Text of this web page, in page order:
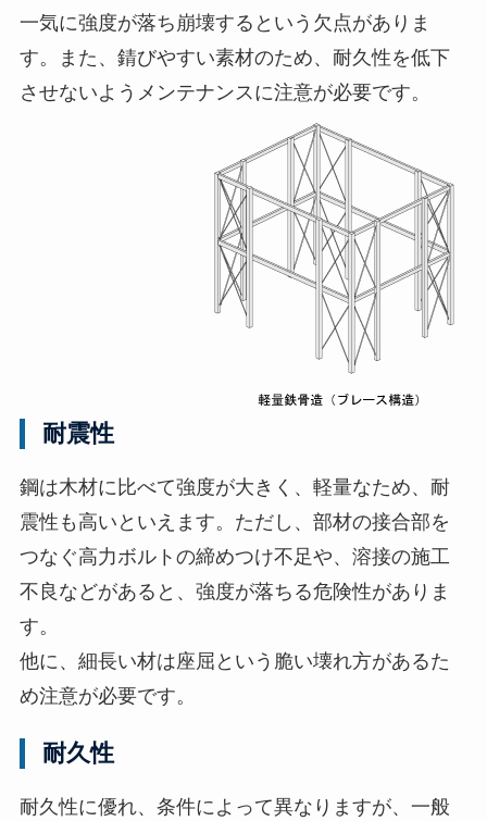
一気に強度が落ち崩壊するという欠点がありま
す。また、錆びやすい素材のため、耐久性を低下
させないようメンテナンスに注意が必要です。
耐震性
鋼は木材に比べて強度が大きく、軽量なため、耐
震性も高いといえます。ただし、部材の接合部を
つなぐ高力ボルトの締めつけ不足や、溶接の施工
不良などがあると、強度が落ちる危険性がありま
す。
他に、細長い材は座屈という脆い壊れ方があるた
め注意が必要です。
耐久性
耐久性に優れ、条件によって異なりますが、一般